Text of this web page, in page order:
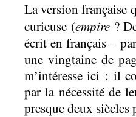
La version française
curieuse (empire ?
écrit en français –
une vingtaine de
m’intéresse ici : il
par la nécessité de
presque deux siècles